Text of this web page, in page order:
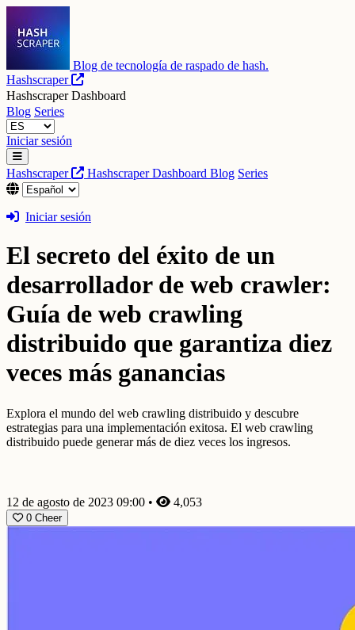
Blog de tecnología de raspado de hash.
Hashscraper
Hashscraper Dashboard
Blog Series
Iniciar sesión
Hashscraper Hashscraper Dashboard Blog Series
Iniciar sesión
El secreto del éxito de un
desarrollador de web crawler:
Guía de web crawling
distribuido que garantiza diez
veces más ganancias
Explora el mundo del web crawling distribuido y descubre
estrategias para una implementación exitosa. El web crawling
distribuido puede generar más de diez veces los ingresos.
12 de agosto de 2023 09:00 • 4,053
0 Cheer